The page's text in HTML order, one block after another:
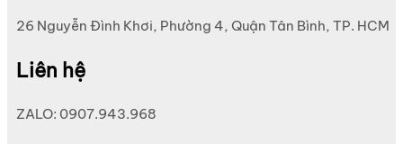
26 Nguyễn Đình Khơi, Phường 4, Quận Tân Bình, TP. HCM
Liên hệ
ZALO: 0907.943.968